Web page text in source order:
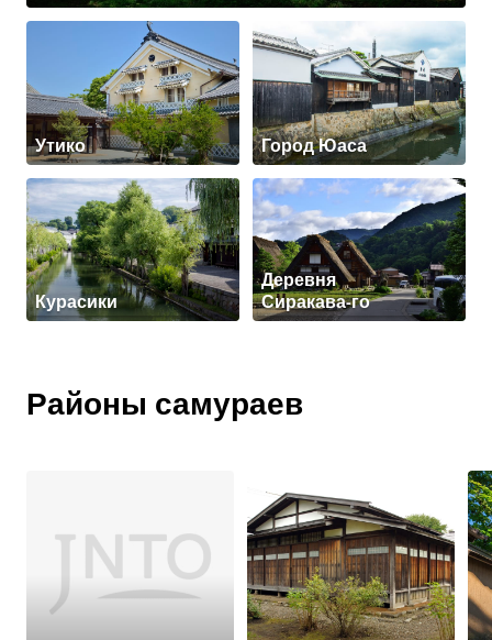
Утико Город Юаса
Курасики
Деревня
Сиракава-го
Районы самураев